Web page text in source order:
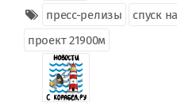
пресс-релизы
спуск
проект 21900м